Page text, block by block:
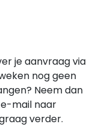
je aanvraag via
nog geen
Neem dan
mail naar
verder.